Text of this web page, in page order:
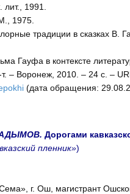
1991.
1975.
традиции в сказках В.
Гауфа в контексте
– Воронеж, 2010. – 24 с. –
(дата обращения:
Дорогами
пленник»)
г. Ош, магистрант